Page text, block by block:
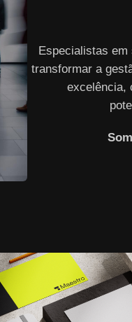
Especialistas em
transformar a
excelência,